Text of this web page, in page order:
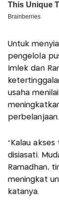
Untuk
pengelola
Imlek dan
usaha
perbelanjaan.
"Kalau
disiasati.
Ramadhan,
meningkat
katanya.